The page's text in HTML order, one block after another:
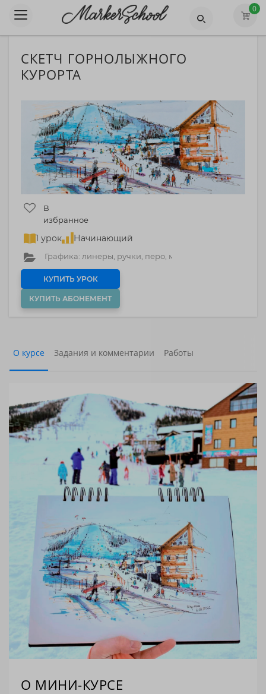
0
СКЕТЧ ГОРНОЛЫЖНОГО
КУРОРТА
В
избранное
Графика: линеры, ручки, перо, маркеры
1 урок Начинающий
КУПИТЬ УРОК
КУПИТЬ АБОНЕМЕНТ
О курсе Задания и комментарии Работы
О МИНИ-КУРСЕ